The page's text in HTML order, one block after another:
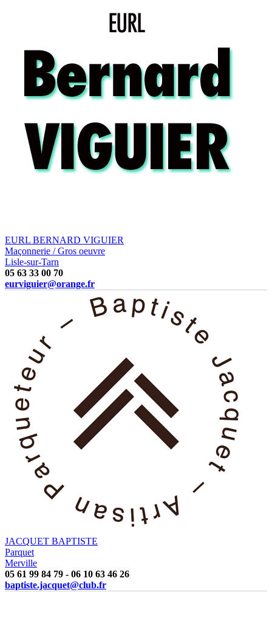
EURL BERNARD VIGUIER
Maçonnerie / Gros oeuvre
Lisle-sur-Tarn
05 63 33 00 70
eurviguier@orange.fr
JACQUET BAPTISTE
Parquet
Merville
05 61 99 84 79 - 06 10 63 46 26
baptiste.jacquet@club.fr